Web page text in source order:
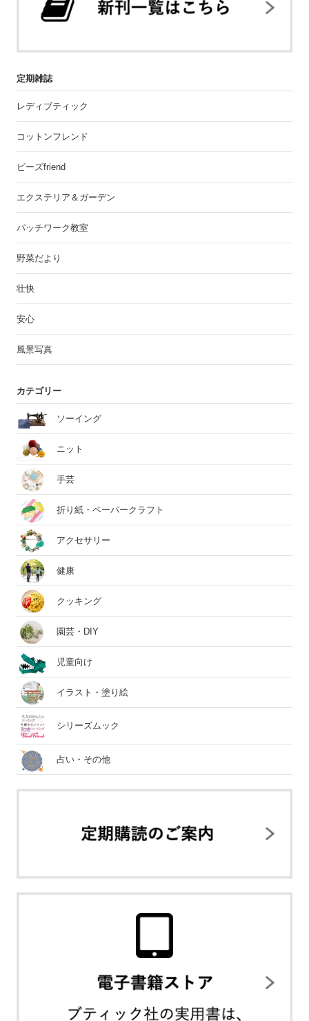
定期雑誌
レディブティック
コットンフレンド
ビーズfriend
エクステリア＆ガーデン
パッチワーク教室
野菜だより
壮快
安心
風景写真
カテゴリー
ソーイング
ニット
手芸
折り紙・ペーパークラフト
アクセサリー
健康
クッキング
園芸・DIY
児童向け
イラスト・塗り絵
シリーズムック
占い・その他